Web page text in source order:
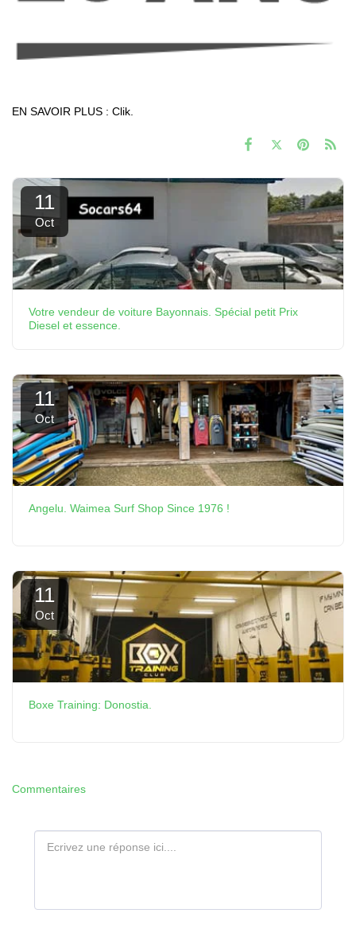
EN SAVOIR PLUS : Clik.
11
Oct
Votre vendeur de voiture Bayonnais. Spécial petit Prix
Diesel et essence.
11
Oct
Angelu. Waimea Surf Shop Since 1976 !
11
Oct
Boxe Training: Donostia.
Commentaires